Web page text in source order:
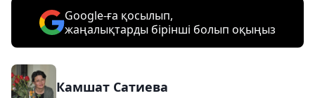
Google-ға қосылып,
жаңалықтарды бірінші болып оқыңыз
Камшат Сатиева